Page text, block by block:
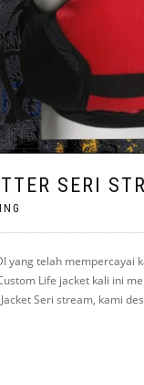
SERI
yang telah mempercayai
Life jacket kali ini
Seri stream, kami